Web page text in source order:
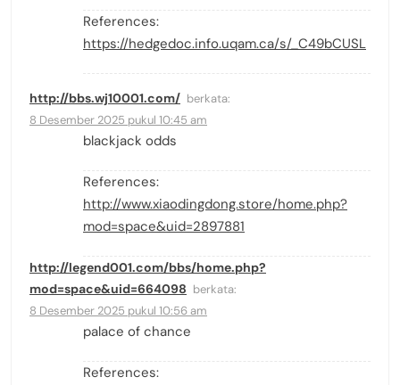
References:
https://hedgedoc.info.uqam.ca/s/_C49bCUSL
http://bbs.wj10001.com/ berkata:
8 Desember 2025 pukul 10:45 am
blackjack odds
References:
http://www.xiaodingdong.store/home.php?
mod=space&uid=2897881
http://legend001.com/bbs/home.php?
mod=space&uid=664098 berkata:
8 Desember 2025 pukul 10:56 am
palace of chance
References: